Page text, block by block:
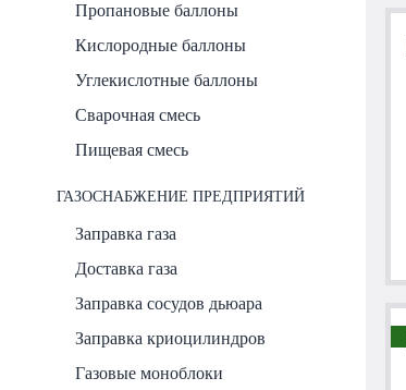
Пропановые баллоны
Кислородные баллоны
Углекислотные баллоны
Сварочная смесь
Пищевая смесь
ГАЗОСНАБЖЕНИЕ ПРЕДПРИЯТИЙ
Заправка газа
Доставка газа
Заправка сосудов дьюара
Заправка криоцилиндров
Газовые моноблоки